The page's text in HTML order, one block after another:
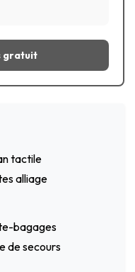
gratuit
tactile
alliage
bagages
de secours